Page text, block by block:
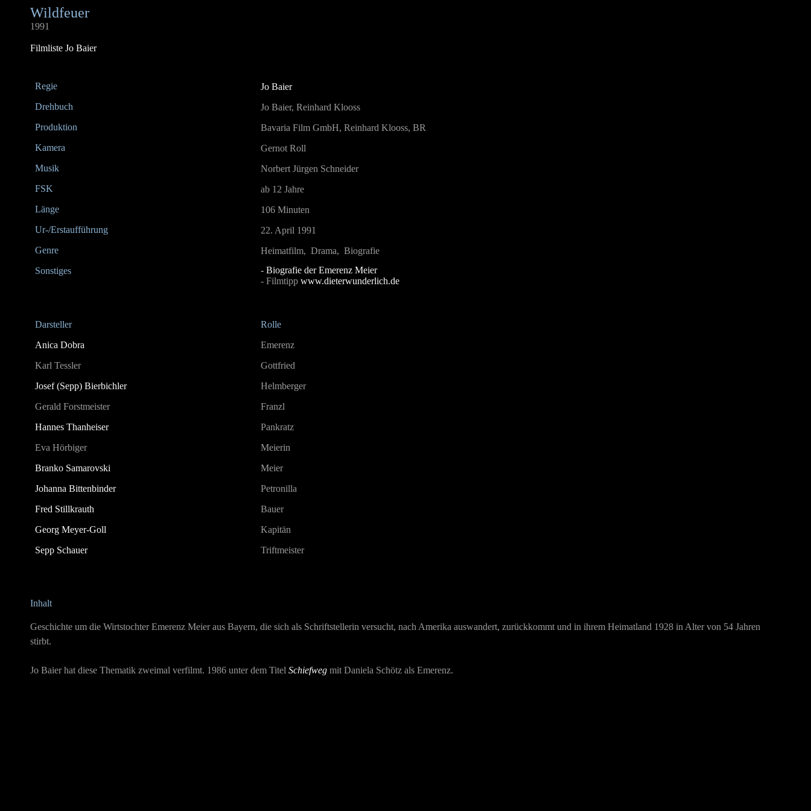
Wildfeuer
1991
Filmliste Jo Baier
Regie
Jo Baier
Drehbuch
Jo Baier, Reinhard Klooss
Produktion
Bavaria Film GmbH, Reinhard Klooss, BR
Kamera
Gernot Roll
Musik
Norbert Jürgen Schneider
FSK
ab 12 Jahre
Länge
106 Minuten
Ur-/Erstaufführung
22. April 1991
Genre
Heimatfilm, Drama, Biografie
Sonstiges
- Biografie der Emerenz Meier
- Filmtipp www.dieterwunderlich.de
Darsteller
Rolle
Anica Dobra
Emerenz
Karl Tessler
Gottfried
Josef (Sepp) Bierbichler
Helmberger
Gerald Forstmeister
Franzl
Hannes Thanheiser
Pankratz
Eva Hörbiger
Meierin
Branko Samarovski
Meier
Johanna Bittenbinder
Petronilla
Fred Stillkrauth
Bauer
Georg Meyer-Goll
Kapitän
Sepp Schauer
Triftmeister
Inhalt
Geschichte um die Wirtstochter Emerenz Meier aus Bayern, die sich als Schriftstellerin versucht, nach Amerika auswandert, zurückkommt und in ihrem Heimatland 1928 in Alter von 54 Jahren
stirbt.
Jo Baier hat diese Thematik zweimal verfilmt. 1986 unter dem Titel Schiefweg mit Daniela Schötz als Emerenz.